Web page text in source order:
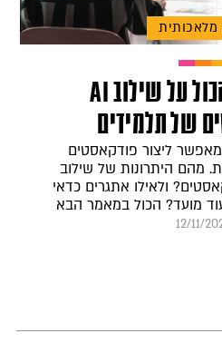
מלאכותית
שמעו נא: הכול על שילוב AI
של תלמידים
ליצור פודקאסטים
מהם היתרונות של שילוב
ולאילו אתגרים כדאי
מועד? הכול במאמר הבא
12/11/